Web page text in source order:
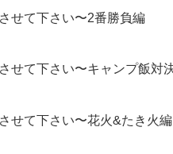
せて下さい〜2番勝負編
せて下さい〜キャンプ飯対
せて下さい〜花⽕&たき⽕編